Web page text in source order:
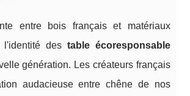
entre bois français et matériaux
l'identité des table écoresponsable
génération. Les créateurs français
audacieuse entre chêne de nos